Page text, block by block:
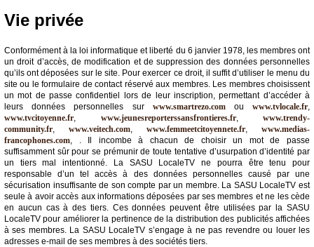
Vie privée
Conformément à la loi informatique et liberté du 6 janvier 1978, les membres ont
un droit d’accès, de modification et de suppression des données personnelles
qu’ils ont déposées sur le site. Pour exercer ce droit, il suffit d’utiliser le menu du
site ou le formulaire de contact réservé aux membres. Les membres choisissent
un mot de passe confidentiel lors de leur inscription, permettant d’accéder à
leurs données personnelles sur www.smartrezo.comouwww.tvlocale.fr
www.tvcitoyenne.fr
www.jeunesreporterssansfrontieres.fr, www.trendy-
community.fr
www.veitech.com www.femmeetcitoyennete.fr
www.medias-
francophones.com , . Il incombe à chacun de choisir un mot de passe
suffisamment sûr pour se prémunir de toute tentative d’usurpation d’identité par
un tiers mal intentionné. La SASU LocaleTV ne pourra être tenu pour
responsable d’un tel accès à des données personnelles causé par une
sécurisation insuffisante de son compte par un membre. La SASU LocaleTV est
seule à avoir accès aux informations déposées par ses membres et ne les cède
en aucun cas à des tiers. Ces données peuvent être utilisées par la SASU
LocaleTV pour améliorer la pertinence de la distribution des publicités affichées
à ses membres. La SASU LocaleTV s’engage à ne pas revendre ou louer les
adresses e-mail de ses membres à des sociétés tiers.